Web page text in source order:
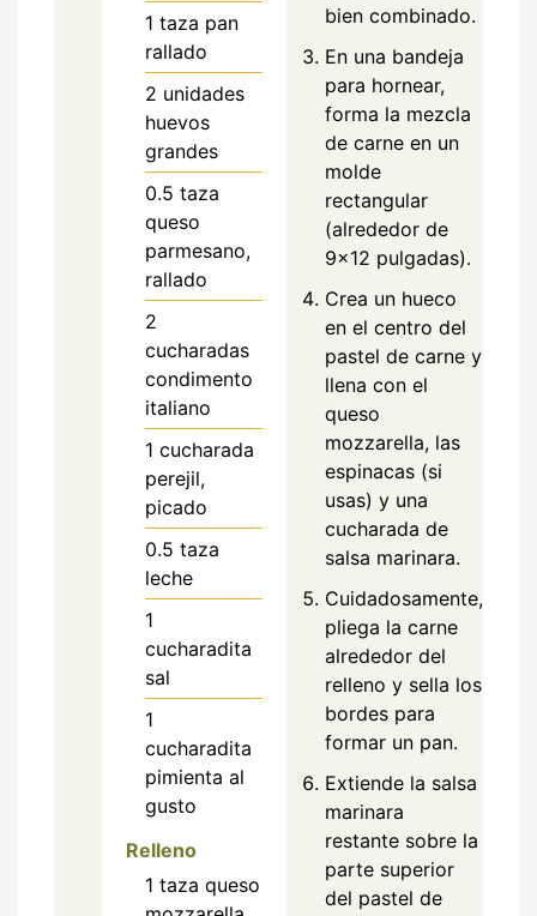
1 taza pan
rallado
2 unidades
huevos
grandes
0.5 taza
queso
parmesano,
rallado
2
cucharadas
condimento
italiano
1 cucharada
perejil,
picado
0.5 taza
leche
1
cucharadita
sal
1
cucharadita
pimienta al
gusto
Relleno
1 taza queso
bien combinado.
En una bandeja
para hornear,
forma la mezcla
de carne en un
molde
rectangular
(alrededor de
9×12 pulgadas).
Crea un hueco
en el centro del
pastel de carne y
llena con el
queso
mozzarella, las
espinacas (si
usas) y una
cucharada de
salsa marinara.
Cuidadosamente,
pliega la carne
alrededor del
relleno y sella los
bordes para
formar un pan.
Extiende la salsa
marinara
restante sobre la
parte superior
del pastel de